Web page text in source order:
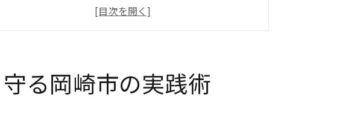
岡崎市独自の空家条例で知っておきたい基本
空家問題でよくある法律トラブルと未然防止策
放置リスクを減らす空家管理の最新ポイント
空家放置による実際のリスクと行政指導の現状
る岡崎市の実践術